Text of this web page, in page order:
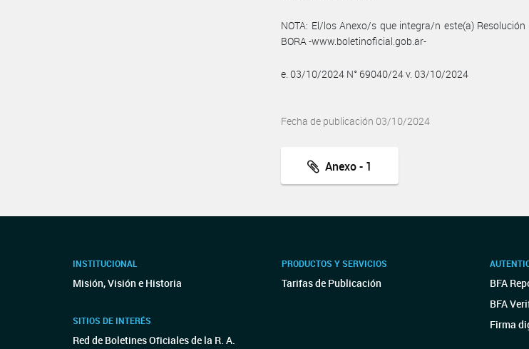
NOTA: El/los Anexo/s que integra/n este(a)
BORA -www.boletinoficial.gob.ar-
e. 03/10/2024 N° 69040/24 v. 03/10/2024
Fecha de publicación 03/10/2024
Anexo - 1
INSTITUCIONAL
Misión, Visión e Historia
SITIOS DE INTERÉS
Red de Boletines Oficiales de la R. A.
PRODUCTOS Y SERVICIOS
Tarifas de Publicación
BFA
BFA
Firma